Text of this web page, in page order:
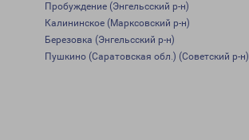
Пробуждение (Энгельсский р-н)
Калининское (Марксовский р-н)
Березовка (Энгельсский р-н)
Пушкино (Саратовская обл.) (Советский р-н)